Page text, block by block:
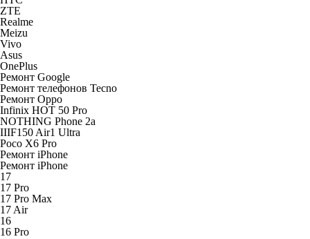
ZTE
Realme
Meizu
Vivo
Asus
OnePlus
Ремонт Google
Ремонт телефонов Tecno
Ремонт Oppo
Infinix HOT 50 Pro
NOTHING Phone 2a
IIIF150 Air1 Ultra
Poco X6 Pro
Ремонт iPhone
Ремонт iPhone
17
17 Pro
17 Pro Max
17 Air
16
16 Pro